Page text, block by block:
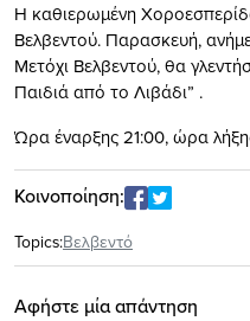
Η καθιερωμένη
Βελβεντού. Παρασκευή,
Μετόχι Βελβεντού, θα
Παιδιά από το Λιβάδι” .
Ώρα έναρξης 21:00, ώρα
Κοινοποίηση:
Topics:Βελβεντό
Αφήστε μία απάντηση